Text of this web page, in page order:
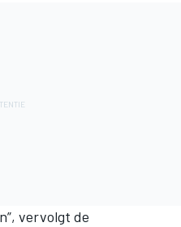
vervolgt de